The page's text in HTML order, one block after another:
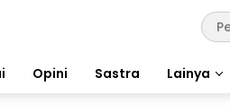
Opini Sastra Lainya